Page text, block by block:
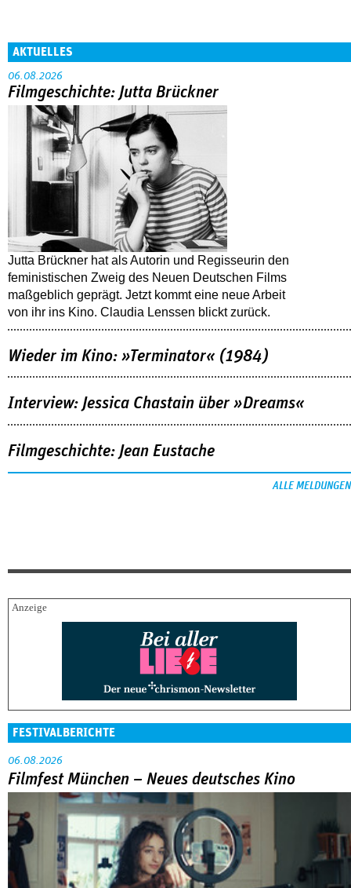
AKTUELLES
06.08.2026
Filmgeschichte: Jutta Brückner
Jutta Brückner hat als Autorin und Regisseurin den
feministischen Zweig des Neuen Deutschen Films
maßgeblich geprägt. Jetzt kommt eine neue Arbeit
von ihr ins Kino. Claudia Lenssen blickt zurück.
Wieder im Kino: »Terminator« (1984)
Interview: Jessica Chastain über »Dreams«
Filmgeschichte: Jean Eustache
ALLE MELDUNGEN
FESTIVALBERICHTE
06.08.2026
Filmfest München – Neues deutsches Kino